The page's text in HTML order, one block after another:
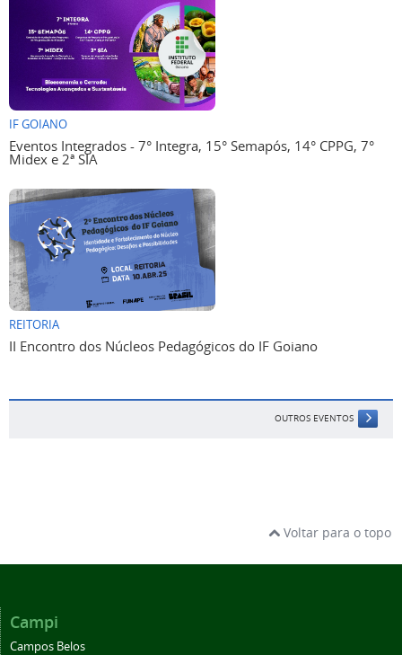
IF GOIANO
Eventos Integrados - 7° Integra, 15° Semapós, 14° CPPG, 7°
Midex e 2ª SIA
REITORIA
II Encontro dos Núcleos Pedagógicos do IF Goiano
OUTROS EVENTOS
Voltar para o topo
Campi
Campos Belos